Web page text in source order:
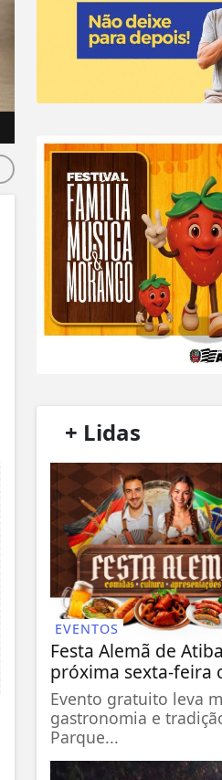
+ Lidas
EVENTOS
Festa Alemã de
próxima sexta-feira
Evento gratuito leva
gastronomia e
Parque...